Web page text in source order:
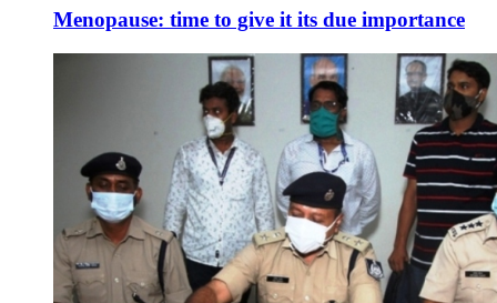
Menopause: time to give it its due importance